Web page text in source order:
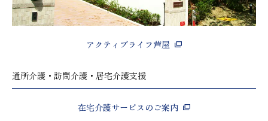
アクティブライフ芦屋
通所介護・訪問介護・居宅介護支援
在宅介護サービスのご案内